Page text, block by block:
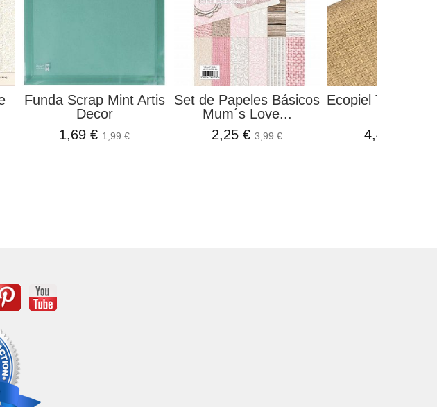
Funda Scrap Mint Artis
Decor
1,69 €1,99 €
Set de Papeles Básicos
Mum´s Love...
2,25 €3,99 €
Ecopiel
4,49 €